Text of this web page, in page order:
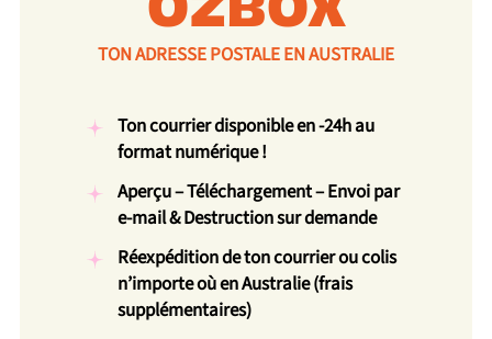
TON ADRESSE POSTALE EN AUSTRALIE
Ton courrier disponible en -24h au
format numérique !
Aperçu – Téléchargement – Envoi par
e-mail & Destruction sur demande
Réexpédition de ton courrier ou colis
n’importe où en Australie (frais
supplémentaires)